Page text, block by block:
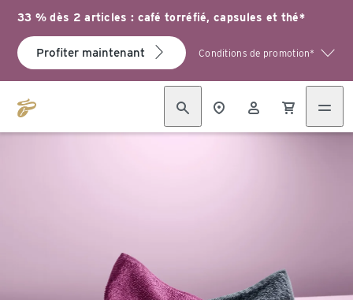
33 % dès 2 articles : café torréfié, capsules et thé*
Profiter maintenant Conditions de promotion*